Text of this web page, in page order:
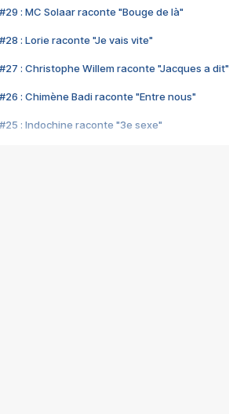
#29 : MC Solaar raconte "Bouge de là"
#28 : Lorie raconte "Je vais vite"
#27 : Christophe Willem raconte "Jacques a dit"
#26 : Chimène Badi raconte "Entre nous"
#25 : Indochine raconte "3e sexe"